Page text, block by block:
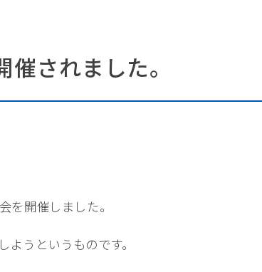
されました。
を開催しました。
うというものです。